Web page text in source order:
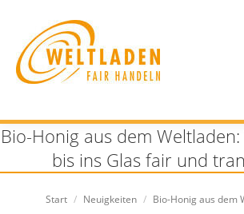
Bio-Honig aus dem
bis ins Glas fair und
Sie befinden sich hier:
Start Neuigkeiten Bio-Honig aus dem